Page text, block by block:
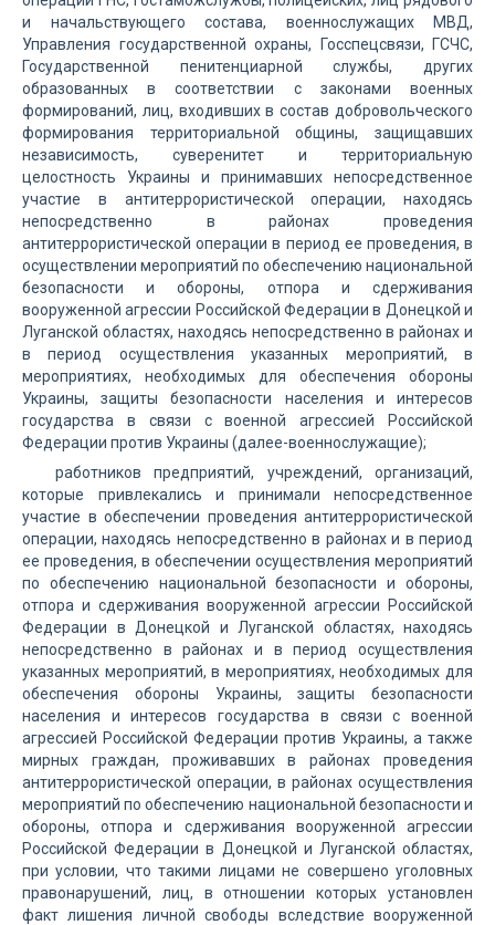
и начальствующего состава, военнослужащих МВД,
Управления государственной охраны, Госспецсвязи, ГСЧС,
Государственной пенитенциарной службы, других
образованных в соответствии с законами военных
формирований, лиц, входивших в состав добровольческого
формирования территориальной общины, защищавших
независимость, суверенитет и территориальную
целостность Украины и принимавших непосредственное
участие в антитеррористической операции, находясь
непосредственно в районах проведения
антитеррористической операции в период ее проведения, в
осуществлении мероприятий по обеспечению национальной
безопасности и обороны, отпора и сдерживания
вооруженной агрессии Российской Федерации в Донецкой и
Луганской областях, находясь непосредственно в районах и
в период осуществления указанных мероприятий, в
мероприятиях, необходимых для обеспечения обороны
Украины, защиты безопасности населения и интересов
государства в связи с военной агрессией Российской
Федерации против Украины (далее-военнослужащие);
работников предприятий, учреждений, организаций,
которые привлекались и принимали непосредственное
участие в обеспечении проведения антитеррористической
операции, находясь непосредственно в районах и в период
ее проведения, в обеспечении осуществления мероприятий
по обеспечению национальной безопасности и обороны,
отпора и сдерживания вооруженной агрессии Российской
Федерации в Донецкой и Луганской областях, находясь
непосредственно в районах и в период осуществления
указанных мероприятий, в мероприятиях, необходимых для
обеспечения обороны Украины, защиты безопасности
населения и интересов государства в связи с военной
агрессией Российской Федерации против Украины, а также
мирных граждан, проживавших в районах проведения
антитеррористической операции, в районах осуществления
мероприятий по обеспечению национальной безопасности и
обороны, отпора и сдерживания вооруженной агрессии
Российской Федерации в Донецкой и Луганской областях,
при условии, что такими лицами не совершено уголовных
правонарушений, лиц, в отношении которых установлен
факт лишения личной свободы вследствие вооруженной